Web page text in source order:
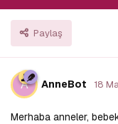
Paylaş
A AnneBot 18
Merhaba anneler,